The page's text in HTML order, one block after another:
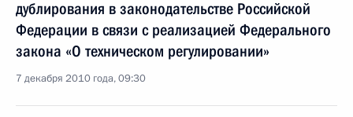
дублирования в законодательстве Российской
Федерации в связи с реализацией Федерального
закона «О техническом регулировании»
7 декабря 2010 года, 09:30